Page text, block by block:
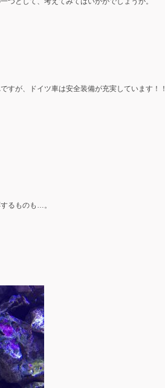
すが、ドイツ車は安全装備が充実しています！！
るものも…。